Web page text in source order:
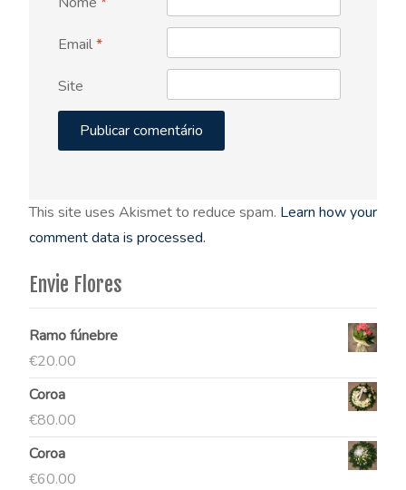
Email*
Site
This site uses Akismet to reduce spam. Learn how your
comment data is processed.
Envie Flores
Ramo fúnebre
€20.00
Coroa
€80.00
Coroa
€60.00